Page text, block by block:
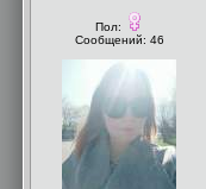
Пол:
Сообщений: 46